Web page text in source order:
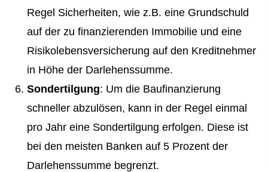
Regel Sicherheiten, wie z.B. eine Grundschuld
auf der zu finanzierenden Immobilie und eine
Risiko­lebens­ver­si­che­rung auf den Kreditnehmer
in Höhe der Darlehenssumme.
Sondertilgung: Um die Baufinanzierung
schneller abzulösen, kann in der Regel einmal
pro Jahr eine Sondertilgung erfolgen. Diese ist
bei den meisten Banken auf 5 Prozent der
Darlehenssumme begrenzt.